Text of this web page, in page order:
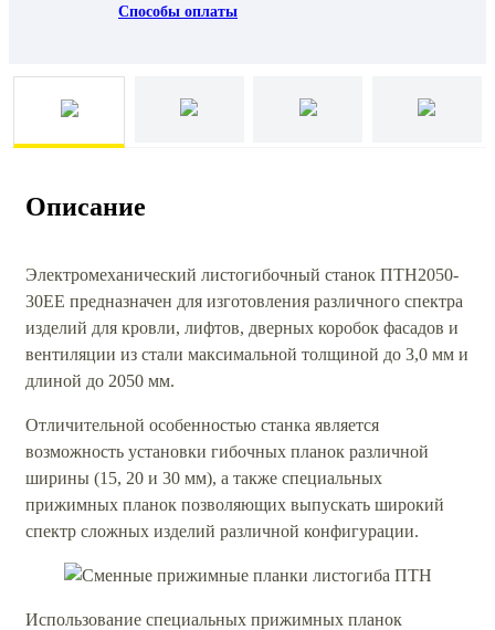
Способы оплаты
Описание
Электромеханический листогибочный станок ПТН2050-
30ЕЕ предназначен для изготовления различного спектра
изделий для кровли, лифтов, дверных коробок фасадов и
вентиляции из стали максимальной толщиной до 3,0 мм и
длиной до 2050 мм.
Отличительной особенностью станка является
возможность установки гибочных планок различной
ширины (15, 20 и 30 мм), а также специальных
прижимных планок позволяющих выпускать широкий
спектр сложных изделий различной конфигурации.
Использование специальных прижимных планок